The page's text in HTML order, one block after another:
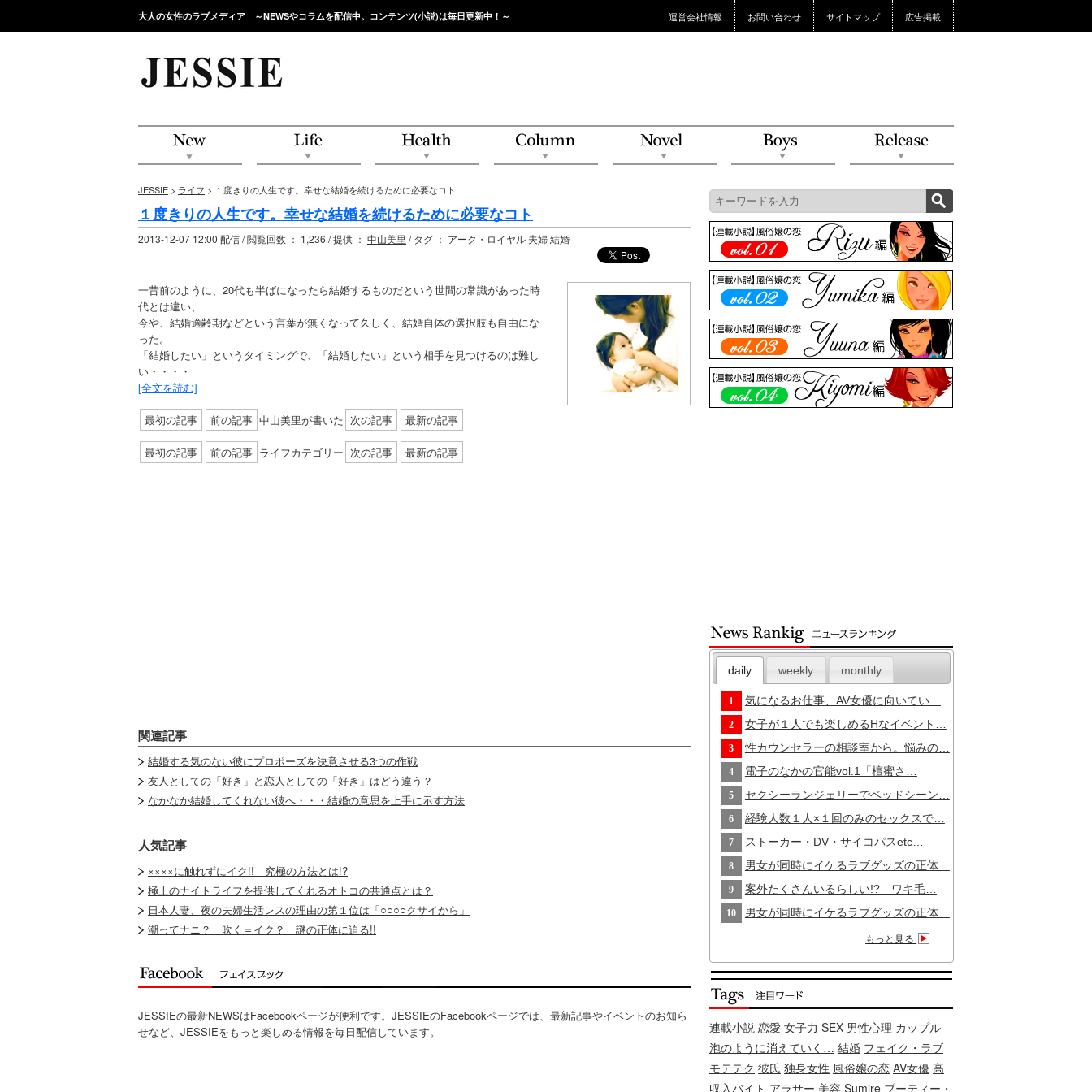
大人の女性のラブメディア ～NEWSやコラムを配信中。コンテンツ(小説)は毎日更新中！～ 運営会社情報 お問い合わせ サイトマップ 広告掲載
JESSIE > ライフ > １度きりの人生です。幸せな結婚を続けるために必要なコト
１度きりの人生です。幸せな結婚を続けるために必要なコト
2013-12-07 12:00 配信 / 閲覧回数 ： 1,236 / 提供 ： 中山美里 / タグ ： アーク・ロイヤル 夫婦 結婚
一昔前のように、20代も半ばになったら結婚するものだという世間の常識があった時
代とは違い、
今や、結婚適齢期などという言葉が無くなって久しく、結婚自体の選択肢も自由にな
った。
「結婚したい」というタイミングで、「結婚したい」という相手を見つけるのは難し
い・・・・
[全文を読む]
最初の記事 前の記事 中山美里が書いた 次の記事 最新の記事
最初の記事 前の記事 ライフカテゴリー 次の記事 最新の記事
関連記事
結婚する気のない彼にプロポーズを決意させる3つの作戦
友人としての「好き」と恋人としての「好き」はどう違う？
なかなか結婚してくれない彼へ・・・結婚の意思を上手に示す方法
人気記事
××××に触れずにイク!! 究極の方法とは!?
極上のナイトライフを提供してくれるオトコの共通点とは？
日本人妻、夜の夫婦生活レスの理由の第１位は「○○○○クサイから」
潮ってナニ？ 吹く＝イク？ 謎の正体に迫る!!
JESSIEの最新NEWSはFacebookページが便利です。JESSIEのFacebookページでは、最新記事やイベントのお知ら
せなど、JESSIEをもっと楽しめる情報を毎日配信しています。
daily weekly monthly
1 気になるお仕事、AV女優に向いてい…
2 女子が１人でも楽しめるHなイベント…
3 性カウンセラーの相談室から。悩みの…
4 電子のなかの官能vol.1「檀蜜さ…
5 セクシーランジェリーでベッドシーン…
6 経験人数１人×１回のみのセックスで…
7 ストーカー・DV・サイコパスetc…
8 男女が同時にイケるラブグッズの正体…
9 案外たくさんいるらしい!? ワキ毛…
10 男女が同時にイケるラブグッズの正体…
もっと見る
連載小説 恋愛 女子力 SEX 男性心理 カップル
泡のように消えていく… 結婚 フェイク・ラブ
モテテク 彼氏 独身女性 風俗嬢の恋 AV女優 高
収入バイト アラサー 美容 Sumire ブーティー・